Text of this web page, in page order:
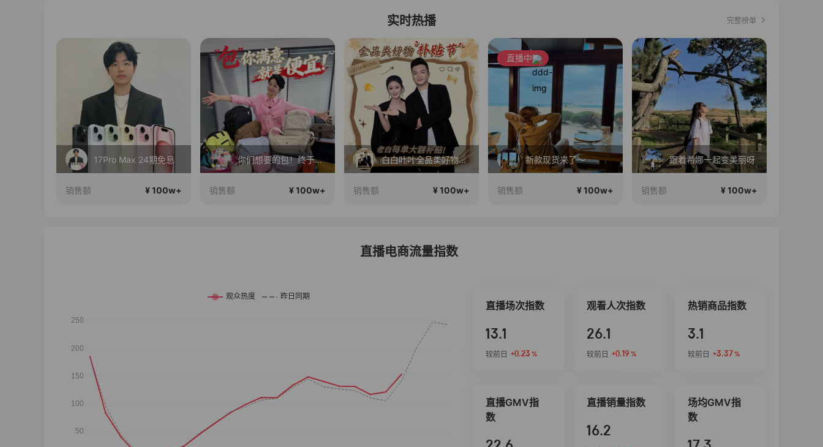
实时热播 完整榜单
17Pro Max 24期免息
销售额 ¥ 100w+
你们想要的包！终于来了！包你满意！
销售额 ¥ 100w+
白白叶叶全品类好物补贴节~
销售额 ¥ 100w+
直播中
新款现货来了～
销售额 ¥ 100w+
跟着希娜一起变美丽呀
销售额 ¥ 100w+
直播电商流量指数
直播场次指数
13.1
较前日 +0.23 %
观看人次指数
26.1
较前日 +0.19 %
热销商品指数
3.1
较前日 +3.37%
直播GMV指
数
直播销量指数
16.2
场均GMV指
数